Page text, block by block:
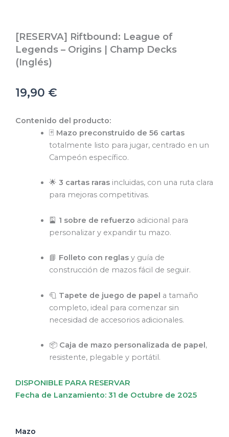
[RESERVA] Riftbound: League of
Legends – Origins | Champ Decks
(Inglés)
19,90 €
Contenido del producto:
🃏 Mazo preconstruido de 56 cartas
totalmente listo para jugar, centrado en un
Campeón específico.
🌟 3 cartas rarasincluidas, con una ruta clara
para mejoras competitivas.
🎴 1 sobre de refuerzo adicional para
personalizar y expandir tu mazo.
📘 Folleto con reglasy guía de
construcción de mazos fácil de seguir.
🧻 Tapete de juego de papel a tamaño
completo, ideal para comenzar sin
necesidad de accesorios adicionales.
📦 Caja de mazo personalizada de papel ,
resistente, plegable y portátil.
DISPONIBLE PARA RESERVAR
Fecha de Lanzamiento: 31 de Octubre de 2025
Mazo
[RESERVA]